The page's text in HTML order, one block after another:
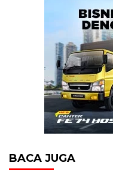
BACA JUGA